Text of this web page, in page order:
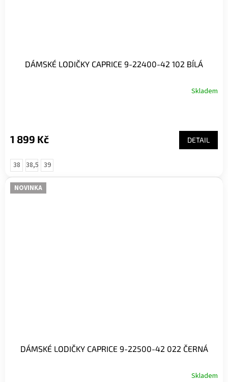
DÁMSKÉ LODIČKY CAPRICE 9-22400-42 102 BÍLÁ
Skladem
1 899 Kč DETAIL
38 38,5 39
NOVINKA
DÁMSKÉ LODIČKY CAPRICE 9-22500-42 022 ČERNÁ
Skladem